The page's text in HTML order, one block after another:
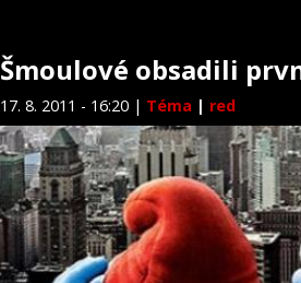
Šmoulové obsadili
17. 8. 2011 - 16:20 | Téma | red